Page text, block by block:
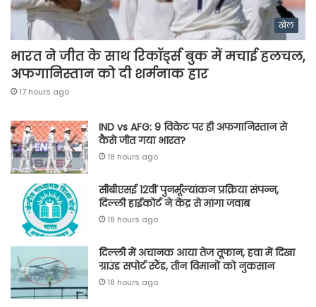
खेल
भारत ने जीत के साथ रिकॉर्ड्स बुक में मचाई हलचल,
अफगानिस्तान को दी शर्मनाक हार
17 hours ago
IND vs AFG: 9 विकेट पर ही अफगानिस्तान से
कैसे जीत गया भारत?
18 hours ago
सीबीएसई 12वीं पुनर्मूल्यांकन प्रक्रिया संपन्न,
दिल्ली हाईकोर्ट ने केंद्र से मांगा जवाब
18 hours ago
दिल्ली में अचानक आया तेज तूफान, हवा में दिखा
ग्राउंड सपोर्ट स्टैंड, तीन विमानों को नुकसान
18 hours ago